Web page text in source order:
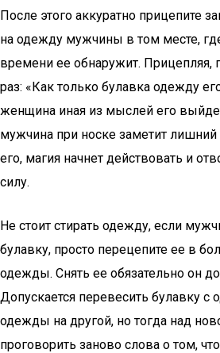
После этого аккуратно прицепите
на одежду мужчины в том месте,
времени ее обнаружит. Прицепляя,
раз: «Как только булавка одежду
женщина иная из мыслей его
мужчина при носке заметит
его, магия начнет действовать и
силу.
Не стоит стирать одежду, если
булавку, просто перецепите ее в
одежды. Снять ее обязательно он
Допускается перевесить булавку с
одежды на другой, но тогда над
проговорить заново слова о том,